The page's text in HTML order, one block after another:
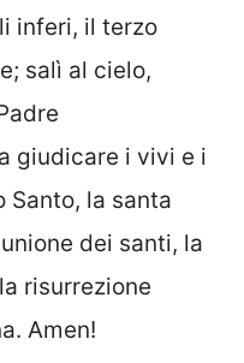
inferi, il terzo
salì al cielo,
giudicare i vivi e i
Santo, la santa
dei santi, la
risurrezione
Amen!